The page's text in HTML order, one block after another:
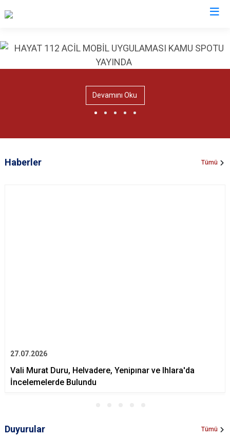
Devamını Oku
Haberler Tümü
27.07.2026
Vali Murat Duru, Helvadere, Yenipınar ve Ihlara'da
İncelemelerde Bulundu
Duyurular Tümü